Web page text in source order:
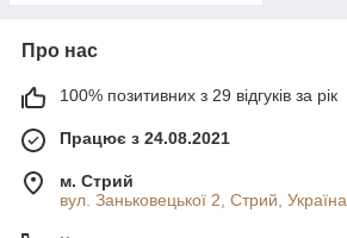
Про нас
100% позитивних з 29 відгуків за рік
Працює з 24.08.2021
м. Стрий
вул. Заньковецької 2, Стрий, Україна